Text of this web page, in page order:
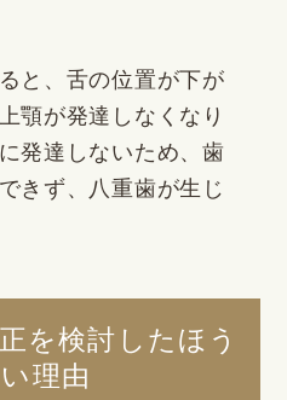
と、舌の位置が下が
顎が発達しなくなり
発達しないため、歯
きず、八重歯が生じ
を検討したほう
理由